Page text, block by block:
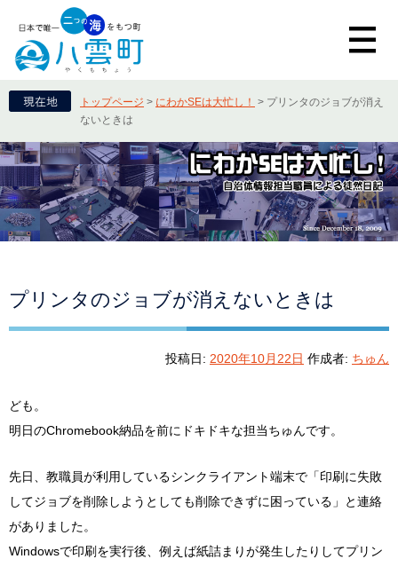
トップページ > にわかSEは大忙し！ > プリンタのジョブが消え
ないときは
プリンタのジョブが消えないときは
投稿日: 2020年10月22日 作成者: ちゅん
ども。
明日のChromebook納品を前にドキドキな担当ちゅんです。
先日、教職員が利用しているシンクライアント端末で「印刷に失敗
してジョブを削除しようとしても削除できずに困っている」と連絡
がありました。
Windowsで印刷を実行後、例えば紙詰まりが発生したりしてプリン